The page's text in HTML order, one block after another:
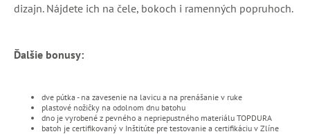
dizajn. Nájdete ich na čele, bokoch i ramenných popruhoch.
Ďalšie bonusy:
dve pútka - na zavesenie na lavicu a na prenášanie v ruke
plastové nožičky na odolnom dnu batohu
dno je vyrobené z pevného a nepriepustného materiálu TOPDURA
batoh je certifikovaný v Inštitúte pre testovanie a certifikáciu v Zlíne